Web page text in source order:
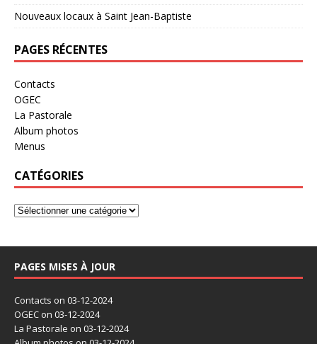
Nouveaux locaux à Saint Jean-Baptiste
PAGES RÉCENTES
Contacts
OGEC
La Pastorale
Album photos
Menus
CATÉGORIES
PAGES MISES À JOUR
Contacts on 03-12-2024
OGEC on 03-12-2024
La Pastorale on 03-12-2024